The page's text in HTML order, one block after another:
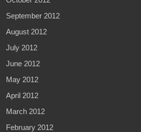
September 2012
August 2012
July 2012
June 2012
May 2012
April 2012
March 2012
February 2012